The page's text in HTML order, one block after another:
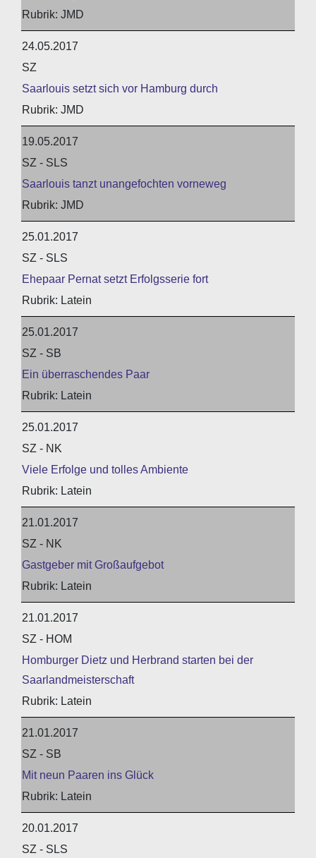
JMD
24.05.2017
SZ
Saarlouis setzt sich vor Hamburg durch
JMD
19.05.2017
SZ - SLS
Saarlouis tanzt unangefochten vorneweg
JMD
25.01.2017
SZ - SLS
Ehepaar Pernat setzt Erfolgsserie fort
Latein
25.01.2017
SZ - SB
Ein überraschendes Paar
Latein
25.01.2017
SZ - NK
Viele Erfolge und tolles Ambiente
Latein
21.01.2017
SZ - NK
Gastgeber mit Großaufgebot
Latein
21.01.2017
SZ - HOM
Homburger Dietz und Herbrand starten bei der
Saarlandmeisterschaft
Latein
21.01.2017
SZ - SB
Mit neun Paaren ins Glück
Latein
20.01.2017
SZ - SLS